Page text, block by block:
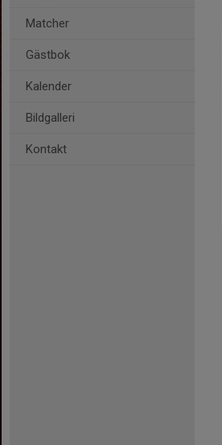
Matcher
Gästbok
Kalender
Bildgalleri
Kontakt